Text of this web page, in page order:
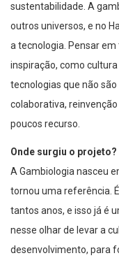
sustentabilidade. A
outros universos, e no
a tecnologia. Pensar
inspiração, como
tecnologias que não
colaborativa,
poucos recurso.
Onde surgiu o projeto?
A Gambiologia nasceu
tornou uma referência.
tantos anos, e isso já é
nesse olhar de levar a
desenvolvimento, para